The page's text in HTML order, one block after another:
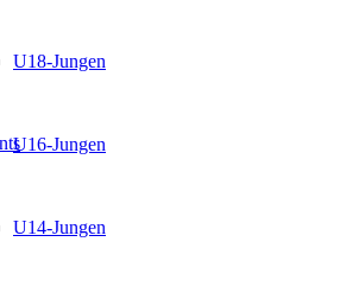
U18-Jungen
U16-Jungen
U14-Jungen